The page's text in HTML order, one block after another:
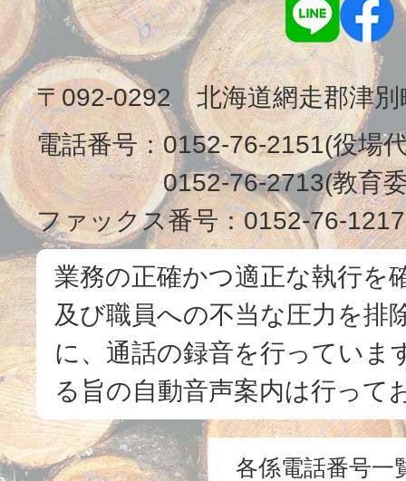
〒092-0292 北海道網走郡津別
電話番号：0152-76-2151(役場
0152-76-2713(教育
ファックス番号：0152-76-1217
業務の正確かつ適正な執行を
及び職員への不当な圧力を排
に、通話の録音を行っていま
る旨の自動音声案内は行って
各係電話番号一